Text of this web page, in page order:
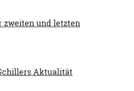
zweiten und letzten
Aktualität